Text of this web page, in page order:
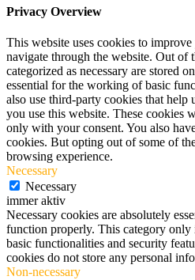
Privacy Overview
This website uses cookies to
navigate through the website. Out of
categorized as necessary are stored
essential for the working of basic
also use third-party cookies that help
you use this website. These cookies
only with your consent. You also
cookies. But opting out of some of
browsing experience.
Necessary
Necessary
immer aktiv
Necessary cookies are absolutely
function properly. This category only
basic functionalities and security
cookies do not store any personal
Non-necessary